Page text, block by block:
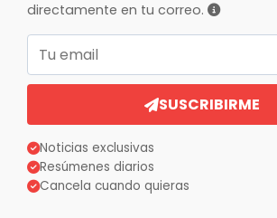
directamente en tu correo.
SUSCRIBIRME
Noticias exclusivas
Resúmenes diarios
Cancela cuando quieras